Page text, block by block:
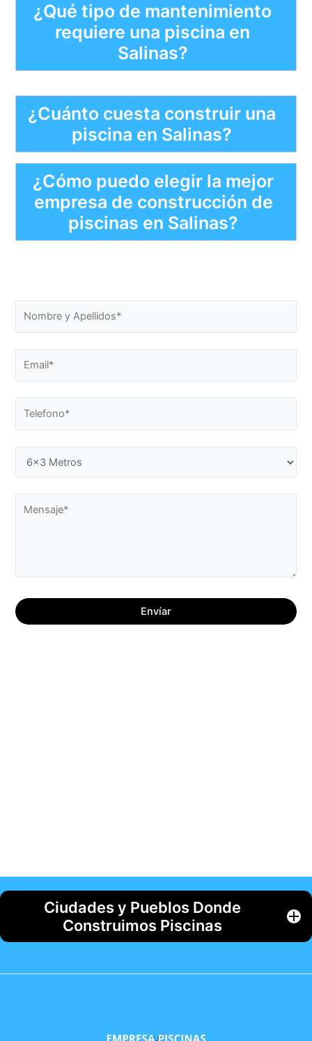
¿Qué tipo de mantenimiento
requiere una piscina en
Salinas?
¿Cuánto cuesta construir una
piscina en Salinas?
¿Cómo puedo elegir la mejor
empresa de construcción de
piscinas en Salinas?
Ciudades y Pueblos Donde
Construimos Piscinas